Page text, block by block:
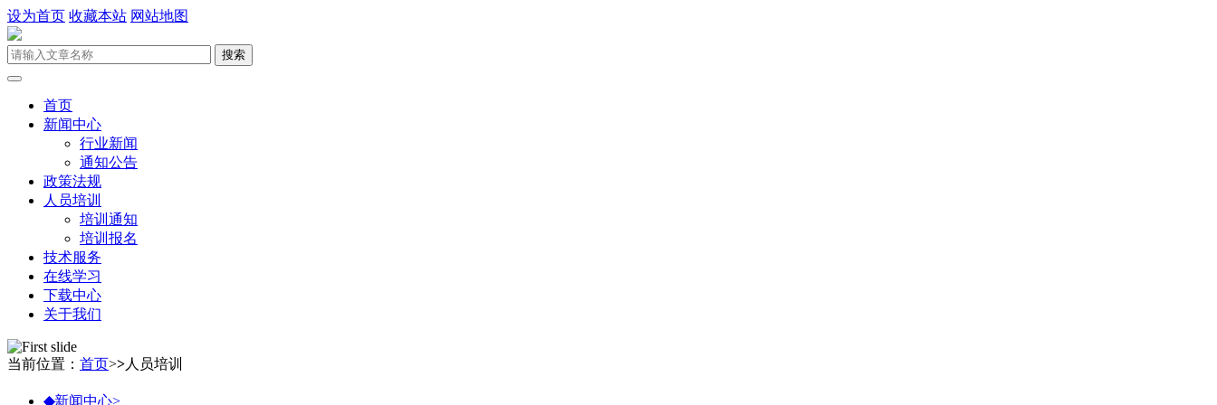
设为首页 收藏本站 网站地图
首页
新闻中心
行业新闻
通知公告
政策法规
人员培训
培训通知
培训报名
技术服务
在线学习
下载中心
关于我们
当前位置： 首页>>人员培训
◆新闻中心>